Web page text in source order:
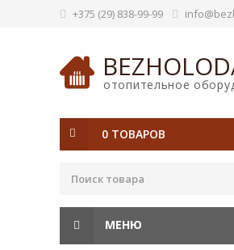
+375 (29) 838-99-99
отопительное
0 ТОВАРОВ
МЕНЮ